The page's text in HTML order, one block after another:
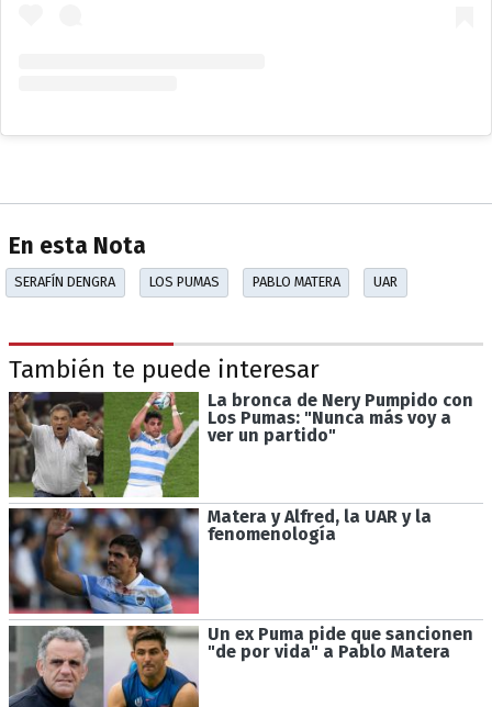
En esta Nota
SERAFÍN DENGRA LOS PUMAS PABLO MATERA UAR
También te puede interesar
La bronca de Nery Pumpido con
Los Pumas: "Nunca más voy a
ver un partido"
Matera y Alfred, la UAR y la
fenomenología
Un ex Puma pide que sancionen
"de por vida" a Pablo Matera